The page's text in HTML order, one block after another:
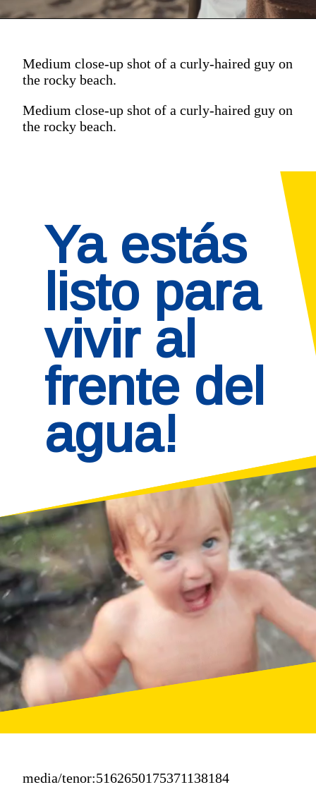
Medium close-up shot of a curly-haired guy on
the rocky beach.
Medium close-up shot of a curly-haired guy on
the rocky beach.
Ya estás
listo para
vivir al
frente del
agua!
media/tenor:5162650175371138184